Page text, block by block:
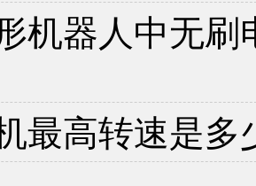
机器人中无
最高转速是多